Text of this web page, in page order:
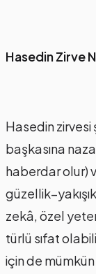
Hasedin Zirve
Hasedin zirvesi
başkasına
haberdar olur)
zekâ, özel
türlü sıfat
için de